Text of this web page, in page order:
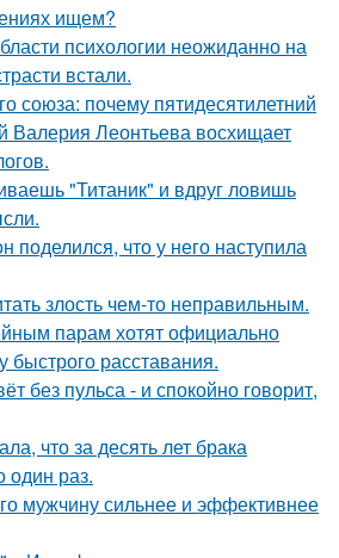
ищем?
психологии неожиданно на
встали.
союза: почему пятидесятилетний
Валерия Леонтьева восхищает
"Титаник" и вдруг ловишь
поделился, что у него наступила
злость чем-то неправильным.
парам хотят официально
быстрого расставания.
без пульса - и спокойно говорит,
что за десять лет брака
один раз.
мужчину сильнее и эффективнее